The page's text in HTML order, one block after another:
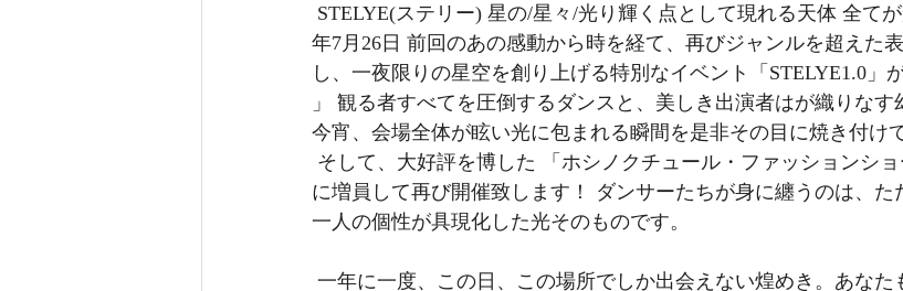
STELYE(ステリー) 星の/星々/光り輝く点として現れる天体 全て
年7月26日 前回のあの感動から時を経て、再びジャンルを超えた
し、一夜限りの星空を創り上げる特別なイベント「STELYE1.0」
」 観る者すべてを圧倒するダンスと、美しき出演者はが織りなす
今宵、会場全体が眩い光に包まれる瞬間を是非その目に焼き付け
に増員して再び開催致します！ ダンサーたちが身に纏うのは、た
一人の個性が具現化した光そのものです。